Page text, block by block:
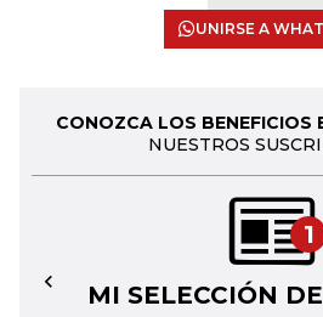
UNIRSE A
CONOZCA LOS BENEFICIOS
NUESTROS
1
MI SELECCIÓN
←